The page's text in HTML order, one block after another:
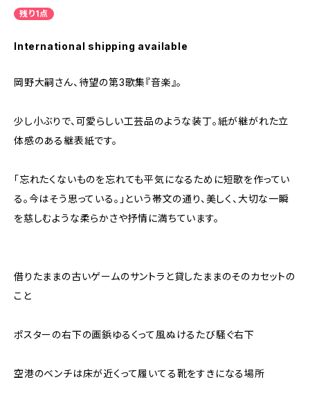
残り1点
International shipping available
岡野大嗣さん、待望の第3歌集『音楽』。
少し小ぶりで、可愛らしい工芸品のような装丁。紙が継がれた立
体感のある継表紙です。
「忘れたくないものを忘れても平気になるために短歌を作ってい
る。今はそう思っている。」という帯文の通り、美しく、大切な一瞬
を慈しむような柔らかさや抒情に満ちています。
借りたままの古いゲームのサントラと貸したままのそのカセットの
こと
ポスターの右下の画鋲ゆるくって風ぬけるたび騒ぐ右下
空港のベンチは床が近くって履いてる靴をすきになる場所